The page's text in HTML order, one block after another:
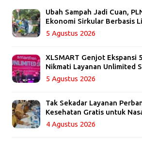
Ubah Sampah Jadi Cuan,
Ekonomi Sirkular Berbasis
5 Agustus 2026
XLSMART Genjot Ekspansi
Nikmati Layanan Unlimited
5 Agustus 2026
Tak Sekadar Layanan
Kesehatan Gratis untuk
4 Agustus 2026